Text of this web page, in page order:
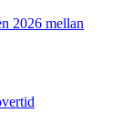
2026 mellan